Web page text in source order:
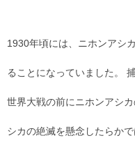
1930年頃には、ニホンアシ
ることになっていました。
世界大戦の前にニホンアシ
シカの絶滅を懸念したらか